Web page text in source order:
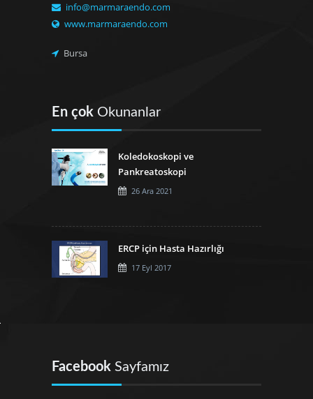
info@marmaraendo.com
www.marmaraendo.com
Bursa
En çok Okunanlar
Koledokoskopi ve
Pankreatoskopi
26 Ara 2021
ERCP için Hasta Hazırlığı
17 Eyl 2017
Facebook Sayfamız